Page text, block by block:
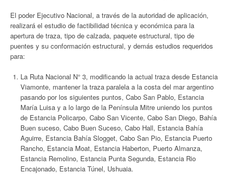
El poder Ejecutivo Nacional, a través de la autoridad de aplicación,
realizará el estudio de factibilidad técnica y económica para la
apertura de traza, tipo de calzada, paquete estructural, tipo de
puentes y su conformación estructural, y demás estudios requeridos
para:
La Ruta Nacional N° 3, modificando la actual traza desde Estancia
Viamonte, mantener la traza paralela a la costa del mar argentino
pasando por los siguientes puntos, Cabo San Pablo, Estancia
María Luisa y a lo largo de la Península Mitre uniendo los puntos
de Estancia Policarpo, Cabo San Vicente, Cabo San Diego, Bahía
Buen suceso, Cabo Buen Suceso, Cabo Hall, Estancia Bahía
Aguirre, Estancia Bahía Slogget, Cabo San Pio, Estancia Puerto
Rancho, Estancia Moat, Estancia Haberton, Puerto Almanza,
Estancia Remolino, Estancia Punta Segunda, Estancia Rio
Encajonado, Estancia Túnel, Ushuaia.